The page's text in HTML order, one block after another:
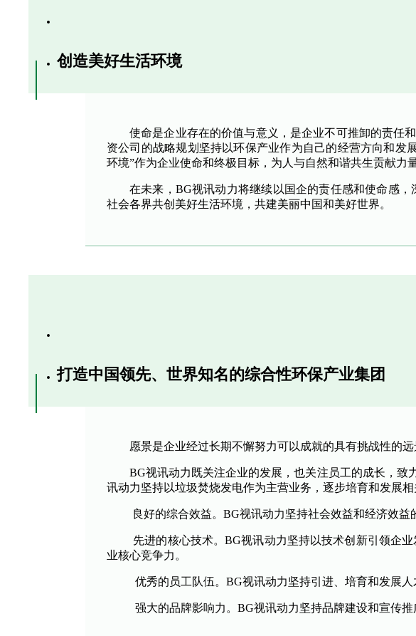
创造美好生活环境
使命是企业存在的价值与意义，是企业不可推卸的责任
资公司的战略规划坚持以环保产业作为自己的经营方向和发
环境”作为企业使命和终极目标，为人与自然和谐共生贡献力量
在未来，BG视讯动力将继续以国企的责任感和使命感
社会各界共创美好生活环境，共建美丽中国和美好世界。
打造中国领先、世界知名的综合性环保产业集团
愿景是企业经过长期不懈努力可以成就的具有挑战性的
BG视讯动力既关注企业的发展，也关注员工的成长，
讯动力坚持以垃圾焚烧发电作为主营业务，逐步培育和发展
良好的综合效益。BG视讯动力坚持社会效益和经济效益
先进的核心技术。BG视讯动力坚持以技术创新引领企
业核心竞争力。
优秀的员工队伍。BG视讯动力坚持引进、培育和发展人
强大的品牌影响力。BG视讯动力坚持品牌建设和宣传